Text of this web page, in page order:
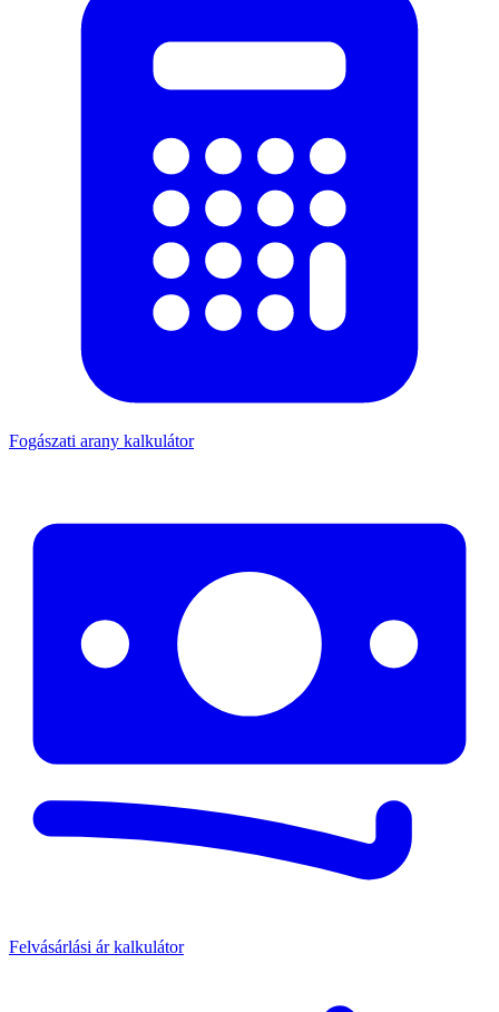
Fogászati arany kalkulátor
Felvásárlási ár kalkulátor